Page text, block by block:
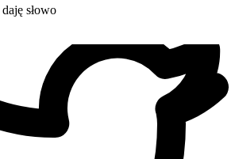
słowo